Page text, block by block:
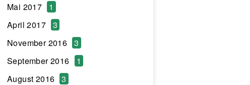
Mai 2017
1
April 2017
3
November 2016
3
September 2016
1
August 2016
3